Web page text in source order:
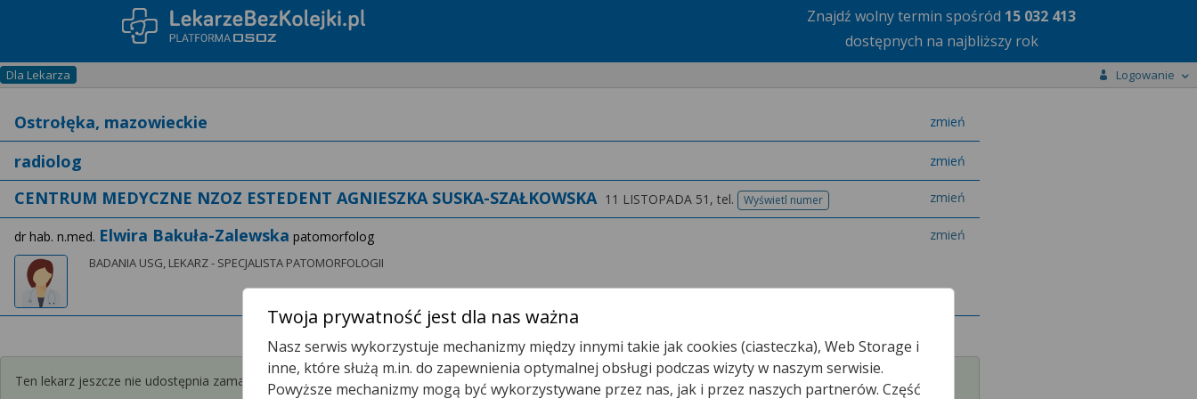
Znajdź wolny termin spośród 15 032 413
dostępnych na najbliższy rok
Dla Lekarza Logowanie
zmień
miasto
zmień
specjalizację
CENTRUM MEDYCZNE NZOZ ESTEDENT AGNIESZKA SUSKA-SZAŁKOWSKA 11 LISTOPADA 51, tel. Wyświetl numer
telefonu
zmień
dr hab. n.med. Elwira Bakuła-Zalewska patomorfolog zmień
BADANIA USG, LEKARZ - SPECJALISTA PATOMORFOLOGII
Ten lekarz jeszcze nie udostępnia zamawiania recept przez internet.
Twoja prywatność jest dla nas ważna
Nasz serwis wykorzystuje mechanizmy między innymi takie jak cookies (ciasteczka), Web Storage i
inne, które służą m.in. do zapewnienia optymalnej obsługi podczas wizyty w naszym serwisie.
Powyższe mechanizmy mogą być wykorzystywane przez nas, jak i przez naszych partnerów. Część